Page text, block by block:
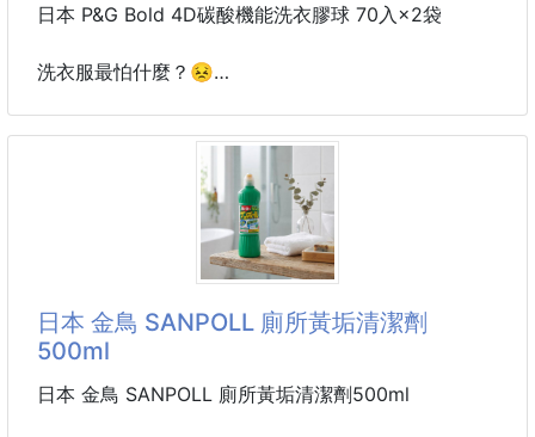
日本 P&G Bold 4D碳酸機能洗衣膠球 70入×2袋
洗衣服最怕什麼？😣
主打 強力潔淨 × 消臭除味 × 柔軟護衣 × 碳酸洗淨力
一顆直接完成洗衣程序超方便！4D系列主打四效合一
清潔概念與除臭、柔軟效果。
✔ 一顆完成洗衣步驟
✔ 碳酸機能強化洗淨力
✔ 幫助減少衣物異味
日本 金鳥 SANPOLL 廁所黃垢清潔劑
500ml
日本 金鳥 SANPOLL 廁所黃垢清潔劑500ml